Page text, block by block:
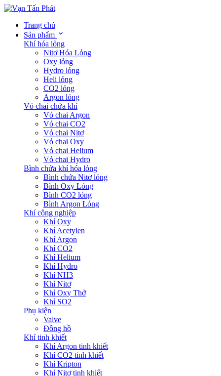
Trang chủ
Sản phẩm
Khí hóa lỏng
Nitơ Hóa Lỏng
Oxy lỏng
Hydro lỏng
Heli lỏng
CO2 lỏng
Argon lỏng
Vỏ chai chứa khí
Vỏ chai Argon
Vỏ chai CO2
Vỏ chai Nitơ
Vỏ chai Oxy
Vỏ chai Helium
Vỏ chai Hydro
Bình chứa khí hóa lỏng
Bình chứa Nitơ lỏng
Bình Oxy Lỏng
Bình CO2 lỏng
Bình Argon Lỏng
Khí công nghiệp
Khí Oxy
Khí Acetylen
Khí Argon
Khí CO2
Khí Helium
Khí Hydro
Khí NH3
Khí Nitơ
Khí Oxy Thở
Khí SO2
Phụ kiện
Valve
Đồng hồ
Khí tinh khiết
Khí Argon tinh khiết
Khí CO2 tinh khiết
Khí Kripton
Khí Nitơ tinh khiết